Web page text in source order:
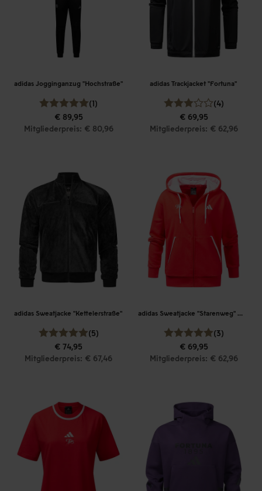
adidas Jogginganzug "Hochstraße"
(1)
€ 89,95
Mitgliederpreis: € 80,96
adidas Trackjacket "Fortuna"
(4)
€ 69,95
Mitgliederpreis: € 62,96
adidas Sweatjacke "Kettelerstraße"
(5)
€ 74,95
Mitgliederpreis: € 67,46
adidas Sweatjacke "Starenweg" Women
(3)
€ 69,95
Mitgliederpreis: € 62,96